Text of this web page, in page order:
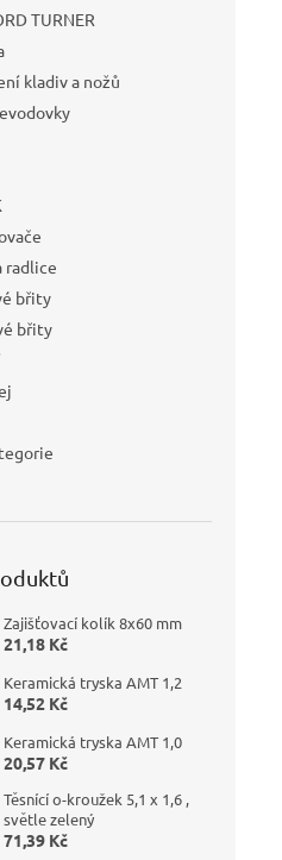
TURNER
kladiv a nožů
radlice
břity
břity
Zajišťovací kolík 8x60 mm
21,18 Kč
Keramická tryska AMT 1,2
14,52 Kč
Keramická tryska AMT 1,0
20,57 Kč
Těsnící o-kroužek 5,1 x 1,6 ,
světle zelený
71,39 Kč